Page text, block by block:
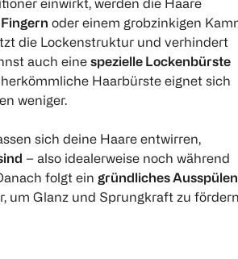
FRUCTIS Locken
Methode Haarmaske
370 ml
Deep
200 ml
oder einem grobzinkigen
die Lockenstruktur und verhindert
auch eine spezielle Lockenbürste
Haarbürste eignet sich
weniger.
sich deine Haare entwirren,
– also idealerweise noch während
folgt ein gründliches Ausspülen
um Glanz und Sprungkraft zu